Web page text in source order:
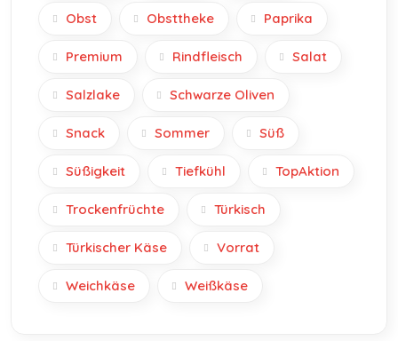
Obst Obsttheke Paprika
Premium Rindfleisch Salat
Salzlake Schwarze Oliven
Snack Sommer Süß
Süßigkeit Tiefkühl TopAktion
Trockenfrüchte Türkisch
Türkischer Käse Vorrat
Weichkäse Weißkäse